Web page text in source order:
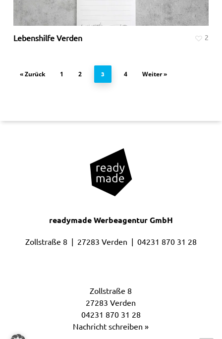
Lebenshilfe Verden 2
« Zurück 1 2 3 4 Weiter »
readymade Werbeagentur GmbH
Zollstraße 8 | 27283 Verden | 04231 870 31 28
Zollstraße 8
27283 Verden
04231 870 31 28
Nachricht schreiben »